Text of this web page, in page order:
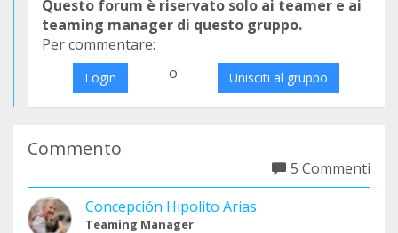
Questo forum è riservato solo ai teamer e ai
teaming manager di questo gruppo.
Per commentare:
Login o Unisciti al gruppo
Commento
5 Commenti
Concepción Hipolito Arias
Teaming Manager